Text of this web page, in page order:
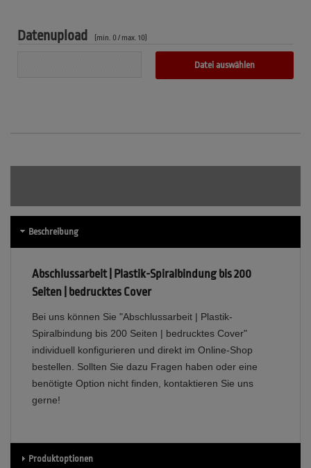
Datenupload (min. 0 / max. 10)
Datei auswählen
Beschreibung
Abschlussarbeit | Plastik-Spiralbindung bis 200
Seiten | bedrucktes Cover
Bei uns können Sie "Abschlussarbeit | Plastik-
Spiralbindung bis 200 Seiten | bedrucktes Cover"
individuell konfigurieren und direkt im Online-Shop
bestellen. Sollten Sie dazu Fragen haben oder eine
benötigte Option nicht finden, kontaktieren Sie uns
gerne!
Produktoptionen